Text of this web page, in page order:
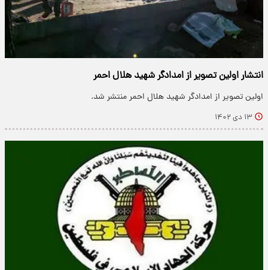
انتشار اولین تصویر از امدادگر شهید هلال احمر
اولین تصویر از امدادگر شهید هلال احمر منتشر شد.
۱۳ دی ۱۴۰۲